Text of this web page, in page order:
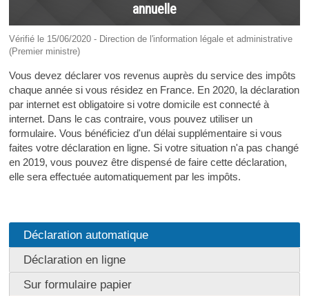
annuelle
Vérifié le 15/06/2020 - Direction de l'information légale et administrative
(Premier ministre)
Vous devez déclarer vos revenus auprès du service des impôts
chaque année si vous résidez en France. En 2020, la déclaration
par internet est obligatoire si votre domicile est connecté à
internet. Dans le cas contraire, vous pouvez utiliser un
formulaire. Vous bénéficiez d'un délai supplémentaire si vous
faites votre déclaration en ligne. Si votre situation n'a pas changé
en 2019, vous pouvez être dispensé de faire cette déclaration,
elle sera effectuée automatiquement par les impôts.
Déclaration automatique
Déclaration en ligne
Sur formulaire papier